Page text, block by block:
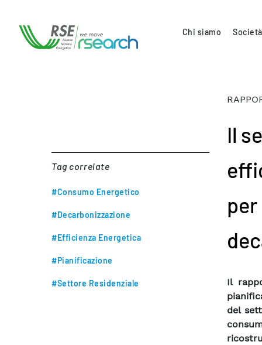
Chi siamo
Tag correlate
#Consumo Energetico
#Decarbonizzazione
#Efficienza Energetica
#Pianificazione
#Settore Residenziale
Il
Il
del